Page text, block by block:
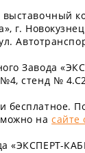
г.
Завода
стенд №
бесплатное.
можно насайте
«ЭКСПЕРТ-